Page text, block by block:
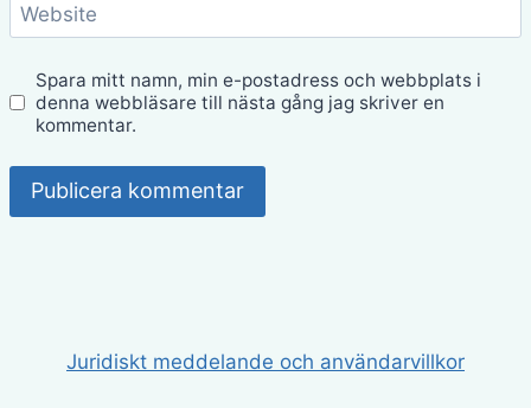
Website
Spara mitt namn, min e-postadress och webbplats i
denna webbläsare till nästa gång jag skriver en
kommentar.
Juridiskt meddelande och användarvillkor